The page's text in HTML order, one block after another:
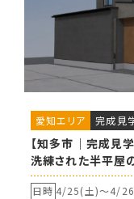
愛知エリア 完成見
【知多市｜完成見
洗練された半平屋
日時 4/25(土)〜4/